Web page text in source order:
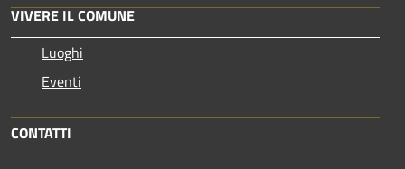
VIVERE IL COMUNE
Luoghi
Eventi
CONTATTI